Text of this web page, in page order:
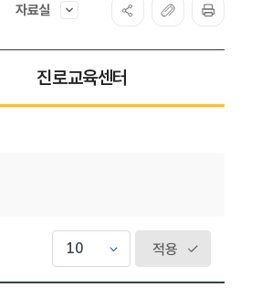
자료실
진로교육센터
적용